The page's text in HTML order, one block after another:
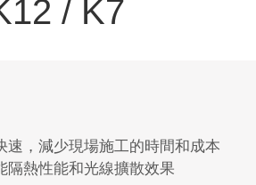
/ K7
，減少現場施工的時間和成本
隔熱性能和光線擴散效果